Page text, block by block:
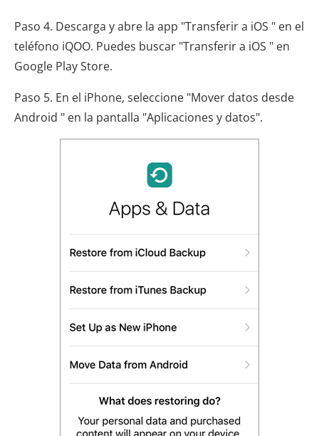
Paso 4. Descarga y abre la app "Transferir a iOS " en el
teléfono iQOO. Puedes buscar "Transferir a iOS " en
Google Play Store.
Paso 5. En el iPhone, seleccione "Mover datos desde
Android " en la pantalla "Aplicaciones y datos".